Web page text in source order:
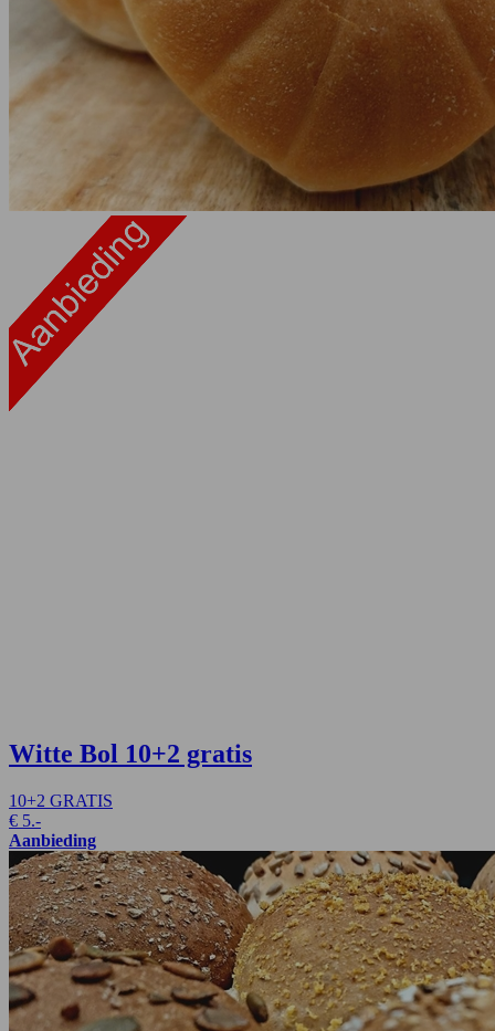
Witte Bol 10+2 gratis
10+2 GRATIS
€ 5.-
Aanbieding